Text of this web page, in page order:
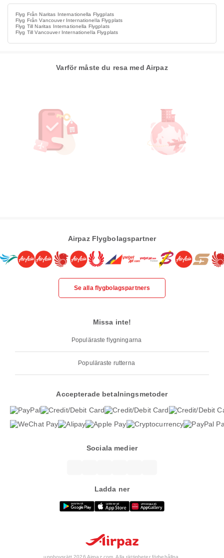
Flyg Från Naritas Internationella Flygplats
Flyg Från Vancouver Internationella Flygplats
Flyg Till Naritas Internationella Flygplats
Flyg Till Vancouver Internationella Flygplats
Varför måste du resa med Airpaz
Airpaz Flygbolagspartner
Se alla flygbolagspartners
Missa inte!
Populäraste flygningarna
Populäraste rutterna
Accepterade betalningsmetoder
Sociala medier
Ladda ner
upphovsrätt 2026 Airpaz.com. Alla rättigheter förbehållna.